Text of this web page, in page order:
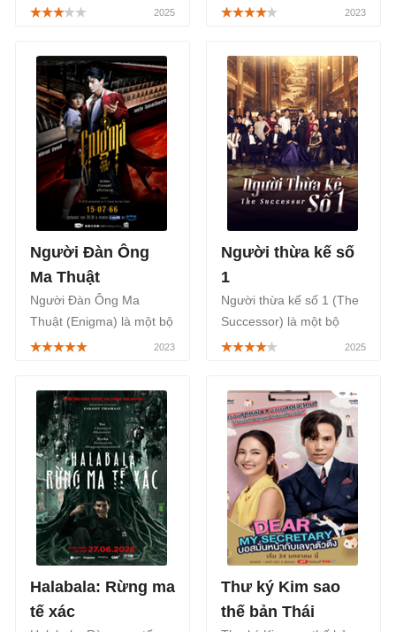
một bộ phim Thái Lan
việc tái hiện lại hồ sơ vụ
án của một tên trộm khét
tiếng, khám phá câu
chuyện về cuộc săn đuổi,
tình bạn được phát sóng
trên Netflix từ ngày
13/11/2025.
một bộ phim truyền hình
chính thức phát sóng vào
ngày 19/04/2023 trên
kênh truyền hình One 31
của Thái Lan và phát
song song trên ứng dụng
TV360.
Người Đàn Ông
Ma Thuật
Người Đàn Ông Ma
Thuật (Enigma) là một bộ
phim Thái Lan thuộc thể
truyền hình GMM 25 của
Thái Lan, bắt đầu từ ngày
15/07/2023.
Người thừa kế số
1
Người thừa kế số 1 (The
Successor) là một bộ
phim Thái Lan thuộc thể
kế, quyền lực, được phát
sóng chính thức trên FPT
Play, VieON bắt đầu từ
ngày 20/08/2025.
Halabala: Rừng ma
tế xác
Thư ký Kim sao
thế bản Thái